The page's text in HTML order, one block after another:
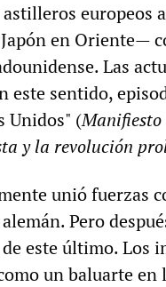
europeos
en Oriente—
Las
este sentido,
Unidos" (
y la revolución
unió fuerzas
Pero
este último. Los
un baluarte en